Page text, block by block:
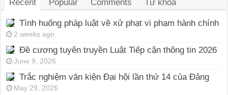
Recent Popular Comments Từ khóa
Tình huống pháp luật về xử phạt vi phạm hành chính
2 weeks ago
Đề cương tuyên truyền Luật Tiếp cận thông tin 2026
June 9, 2026
Trắc nghiệm văn kiện Đại hội lần thứ 14 của Đảng
May 29, 2026